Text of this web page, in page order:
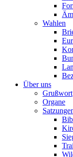
Wahlen
Über uns
Grußwort
Organe